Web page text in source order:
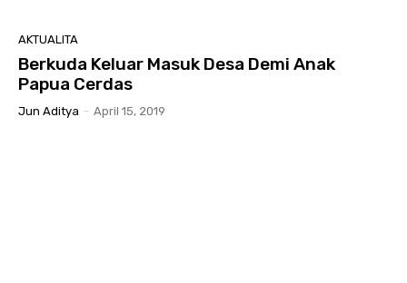
AKTUALITA
Berkuda Keluar Masuk Desa Demi Anak
Papua Cerdas
Jun Aditya - April 15, 2019